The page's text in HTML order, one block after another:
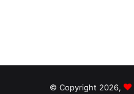
© Copyright 2026,